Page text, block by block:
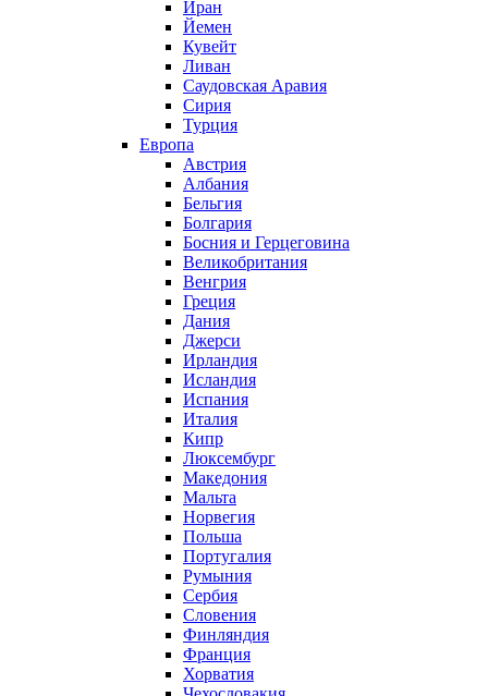
Иран
Йемен
Кувейт
Ливан
Саудовская Аравия
Сирия
Турция
Европа
Австрия
Албания
Бельгия
Болгария
Босния и Герцеговина
Великобритания
Венгрия
Греция
Дания
Джерси
Ирландия
Исландия
Испания
Италия
Кипр
Люксембург
Македония
Мальта
Норвегия
Польша
Португалия
Румыния
Сербия
Словения
Финляндия
Франция
Хорватия